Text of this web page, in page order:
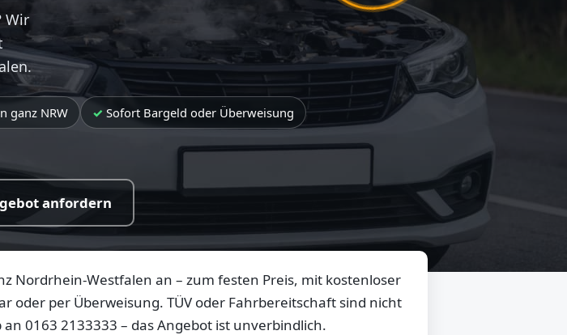
Wir
ganz NRW
Sofort Bargeld oder Überweisung
anfordern
Nordrhein-Westfalen an – zum festen Preis, mit kostenloser
per Überweisung. TÜV oder Fahrbereitschaft sind nicht
0163 2133333 – das Angebot ist unverbindlich.